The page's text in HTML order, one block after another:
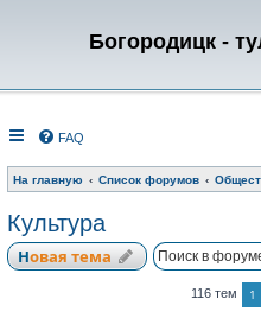
Богородицк -
FAQ
На главную Список форумов
Культура
Новая тема
116 тем 1